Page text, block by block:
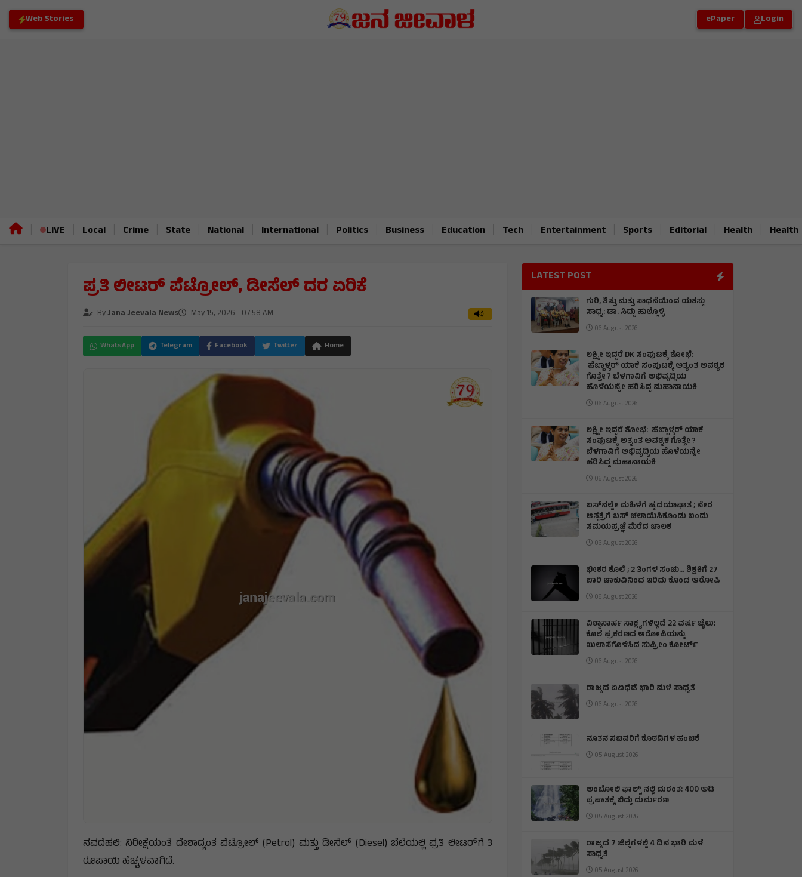
Web Stories ePaper Login
LIVE Local Crime State National International Politics Business Education Tech Entertainment Sports Editorial Health Health
ಪ್ರತಿ ಲೀಟರ್‌ ಪೆಟ್ರೋಲ್‌, ಡೀಸೆಲ್‌ ದರ ಏರಿಕೆ
ByJana Jeevala News May 15, 2026 - 07:58 AM
WhatsApp Telegram Facebook Twitter Home
ನವದೆಹಲಿ: ನಿರೀಕ್ಷೆಯಂತೆ ದೇಶಾದ್ಯಂತ ಪೆಟ್ರೋಲ್ (Petrol) ಮತ್ತು ಡೀಸೆಲ್ (Diesel) ಬೆಲೆಯಲ್ಲಿ ಪ್ರತಿ ಲೀಟರ್‌ಗೆ 3
ರೂಪಾಯಿ ಹೆಚ್ಚಳವಾಗಿದೆ.
LATEST POST
ಗುರಿ, ಶಿಸ್ತು ಮತ್ತು ಸಾಧನೆಯಿಂದ ಯಶಸ್ಸು
ಸಾಧ್ಯ: ಡಾ. ಸಿದ್ದು ಹುಲ್ಲೊಳ್ಳಿ
06 August 2026
ಲಕ್ಷ್ಮೀ ಇದ್ದರೆ DK ಸಂಪುಟಕ್ಕೆ ಶೋಭೆ:
ಹೆಬ್ಬಾಳ್ಕರ್ ಯಾಕೆ ಸಂಪುಟಕ್ಕೆ ಅತ್ಯಂತ ಅವಶ್ಯಕ
ಗೊತ್ತೇ ? ಬೆಳಗಾವಿಗೆ ಅಭಿವೃದ್ಧಿಯ
ಹೊಳೆಯನ್ನೇ ಹರಿಸಿದ್ದ ಮಹಾನಾಯಕಿ
06 August 2026
ಲಕ್ಷ್ಮೀ ಇದ್ದರೆ ಶೋಭೆ: ಹೆಬ್ಬಾಳ್ಕರ್ ಯಾಕೆ
ಸಂಪುಟಕ್ಕೆ ಅತ್ಯಂತ ಅವಶ್ಯಕ ಗೊತ್ತೇ ?
ಬೆಳಗಾವಿಗೆ ಅಭಿವೃದ್ಧಿಯ ಹೊಳೆಯನ್ನೇ
ಹರಿಸಿದ್ದ ಮಹಾನಾಯಕಿ
06 August 2026
ಬಸ್‌ನಲ್ಲೇ ಮಹಿಳೆಗೆ ಹೃದಯಾಘಾತ ; ನೇರ
ಆಸ್ಪತ್ರೆಗೆ ಬಸ್‌ ಚಲಾಯಿಸಿಕೊಂಡು ಬಂದು
ಸಮಯಪ್ರಜ್ಞೆ ಮೆರೆದ ಚಾಲಕ
06 August 2026
ಭೀಕರ ಕೊಲೆ ; 2 ತಿಂಗಳ ಸಂಚು… ಶಿಕ್ಷಕಿಗೆ 27
ಬಾರಿ ಚಾಕುವಿನಿಂದ ಇರಿದು ಕೊಂದ ಆರೋಪಿ
06 August 2026
ವಿಶ್ವಾಸಾರ್ಹ ಸಾಕ್ಷ್ಯಗಳಿಲ್ಲದೆ 22 ವರ್ಷ ಜೈಲು;
ಕೊಲೆ ಪ್ರಕರಣದ ಆರೋಪಿಯನ್ನು
ಖುಲಾಸೆಗೊಳಿಸಿದ ಸುಪ್ರೀಂ ಕೋರ್ಟ್
06 August 2026
ರಾಜ್ಯದ ವಿವಿಧೆಡೆ ಭಾರಿ ಮಳೆ ಸಾಧ್ಯತೆ
06 August 2026
ನೂತನ ಸಚಿವರಿಗೆ ಕೊಠಡಿಗಳ ಹಂಚಿಕೆ
05 August 2026
ಅಂಬೋಲಿ ಫಾಲ್ಸ್ ನಲ್ಲಿ ದುರಂತ: 400 ಅಡಿ
ಪ್ರಪಾತಕ್ಕೆ ಬಿದ್ದು ದುರ್ಮರಣ
05 August 2026
ರಾಜ್ಯದ 7 ಜಿಲ್ಲೆಗಳಲ್ಲಿ 4 ದಿನ ಭಾರಿ ಮಳೆ
ಸಾಧ್ಯತೆ
05 August 2026